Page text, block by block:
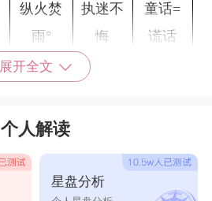
纵火焚
雨°
执迷不
悔
童话=
谎话
■□心在
安然浅
腻了
回眸丿
不再重
展开全文
个人解读
星盘分析